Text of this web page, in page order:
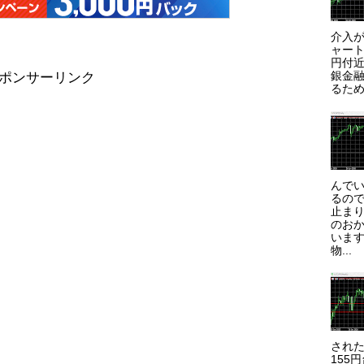
ンサーリンク
介入
ャー
円付
銀金
るた
んで
るの
止ま
のお
いま
物...
され
155